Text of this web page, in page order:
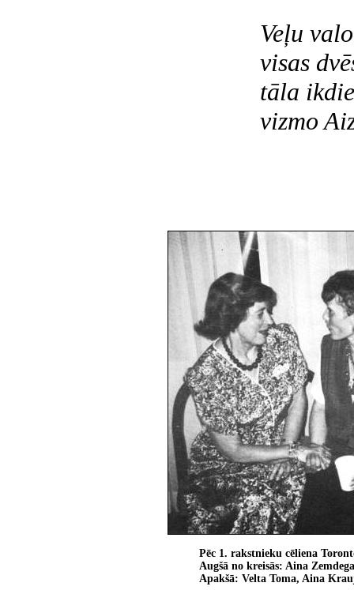
Veļu
visas
tāla
vizmo
Pēc 1. rakstnieku cēliena
Augšā no kreisās: Aina
Apakšā: Velta Toma, Aina